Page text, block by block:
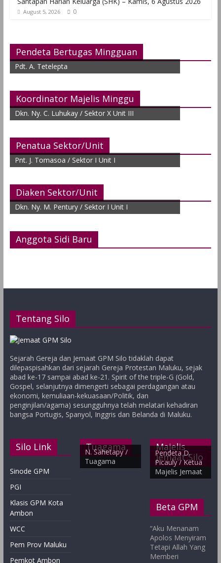
August 5, 2026 0
Pendeta Bertugas Mingguan
Pdt. A. Tetelepta
Koordinator Majelis Minggu
Dkn. Ny. C. Luhukay / Sektor X Unit III
Penatua Sektor/Unit
Pnt. J. Tomasoa / Sektor I Unit I
Diaken Sektor/Unit
Dkn. Ny. M. Pentury / Sektor I Unit I
Anggota Sidi Baru
Tentang Silo
Sejarah Gereja dan Jemaat GPM Silo tidaklah dapat
dilepaspisahkan dari sejarah Gereja Protestan Maluku, sejak
abad ke-17 sampai abad ke-21. Spirit of the triple-G (Gold,
Gospel, selanjutnya dimengerti sebagai perdagangan atau
ekonomi, kemuliaan-kekuasaan/Politik, dan
penginjilan/agama) sesungguhnya telah melatari kehadiran
bangsa Portugis, Spanyol, Inggris dan Belanda di Maluku.
Silo Link
Sinode GPM
PGI
Klasis GPM Kota
Ambon
WCC
Pem Prov Maluku
Pemkot Ambon
Tuagama
N. Sahetapy /
Tuagama
Majelis
Jemaat Silo
Pendeta D.
Picauly / Ketua
Majelis Jemaat
Beta GPM
“Aku Menanam
Apolos Menyiram
Tetapi Allah Yang
Memberi